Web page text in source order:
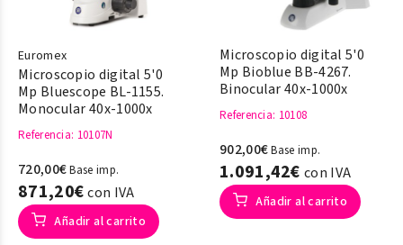
Euromex
Microscopio digital 5'0
Mp Bluescope BL-1155.
Monocular 40x-1000x
Referencia: 10107N
720,00€Base imp.
871,20€con IVA
Añadir al carrito
Microscopio digital 5'0
Mp Bioblue BB-4267.
Binocular 40x-1000x
Referencia: 10108
902,00€Base imp.
1.091,42€ con IVA
Añadir al carrito